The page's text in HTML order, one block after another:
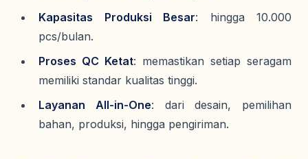
Kapasitas Produksi Besar: hingga 10.000
pcs/bulan.
Proses QC Ketat: memastikan setiap seragam
memiliki standar kualitas tinggi.
Layanan All-in-One: dari desain, pemilihan
bahan, produksi, hingga pengiriman.